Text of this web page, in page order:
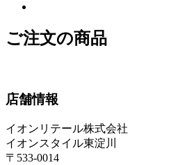
ご注文の商品
店舗情報
イオンリテール株式会社
イオンスタイル東淀川
〒533-0014